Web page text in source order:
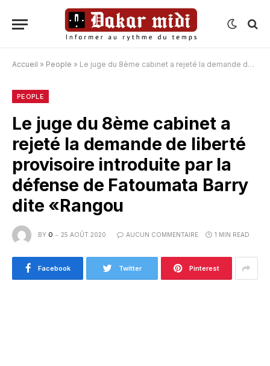
Accueil » People » Le juge du 8ème cabinet a rejeté la demande de liberté provisoire introduite par la défense de Fatoumata Barry dite «Rangou
PEOPLE
Le juge du 8ème cabinet a
rejeté la demande de liberté
provisoire introduite par la
défense de Fatoumata Barry
dite «Rangou
BY O 25 AOÛT 2020 AUCUN COMMENTAIRE 1 MIN READ
Facebook Twitter Pinterest